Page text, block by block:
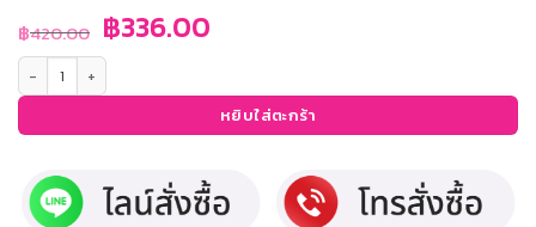
฿420.00 Original
price
was:
฿336.00Current
฿336.00.
จำนวน แพททรีน่า อโรมาติค ลิป บาล์ม ชิ้น
หยิบใส่ตะกร้า